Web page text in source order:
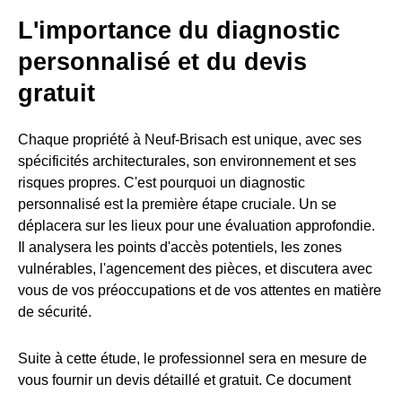
L'importance du diagnostic
personnalisé et du devis
gratuit
Chaque propriété à Neuf-Brisach est unique, avec ses
spécificités architecturales, son environnement et ses
risques propres. C'est pourquoi un diagnostic
personnalisé est la première étape cruciale. Un se
déplacera sur les lieux pour une évaluation approfondie.
Il analysera les points d'accès potentiels, les zones
vulnérables, l'agencement des pièces, et discutera avec
vous de vos préoccupations et de vos attentes en matière
de sécurité.
Suite à cette étude, le professionnel sera en mesure de
vous fournir un devis détaillé et gratuit. Ce document